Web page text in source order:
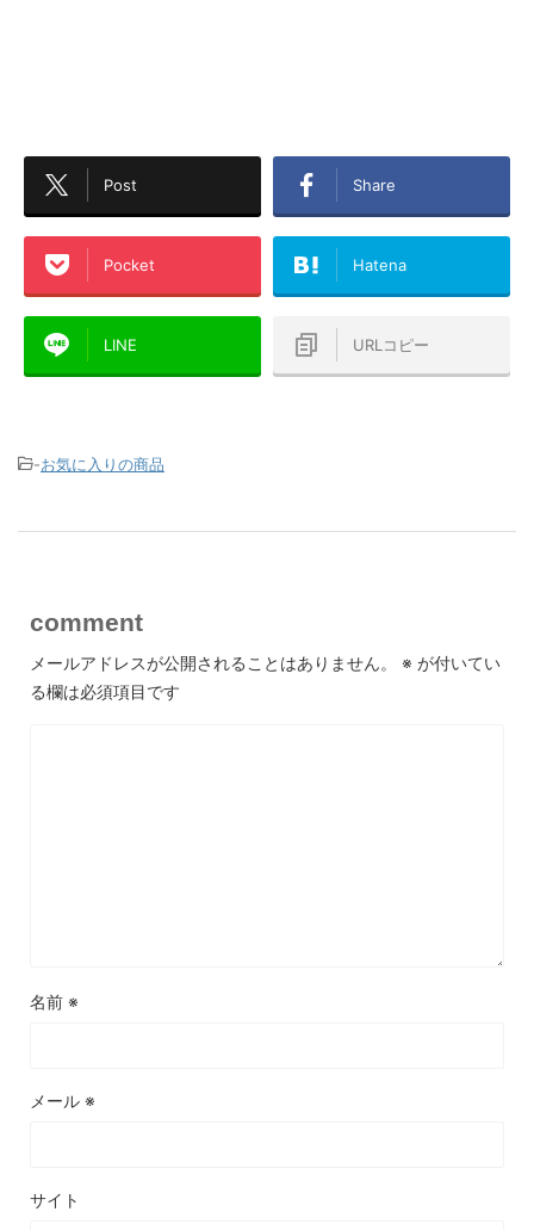
Post Share
Pocket Hatena
LINE URLコピー
-お気に入りの商品
comment
メールアドレスが公開されることはありません。 ※ が付いてい
る欄は必須項目です
名前 ※
メール ※
サイト